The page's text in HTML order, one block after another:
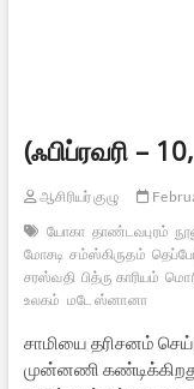
(ஃபிப்ரவரி –
ஆசிரியர் குழு
யோகா தாண்டவபுரம்
மோசடி சம்ஸ்கிருதம்
சரஸ்வதி பித்ரு காரியம்
உலகம் மடே ஸ்னானா
சாமியை தரிசனம்
முன்னணி